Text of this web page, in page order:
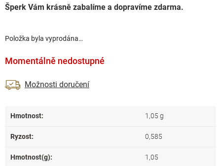
Položka byla vyprodána…
Šperk Vám krásně zabalíme a dopravíme zdarma.
Momentálně nedostupné
Možnosti doručení
Hmotnost: 1,05 g
Ryzost: 0,585
Hmotnost(g): 1,05